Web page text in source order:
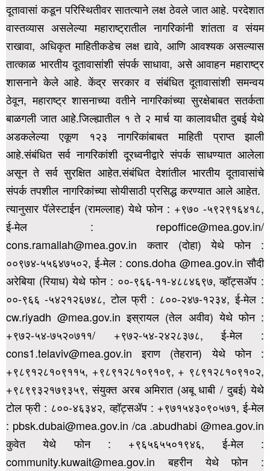
दूतावासां कडून परिस्थितीवर सातत्याने लक्ष ठेवले जात आहे. परदेशात
वास्तव्यास असलेल्या महाराष्ट्रातील नागरिकांनी शांतता व संयम
राखावा, अधिकृत माहितीकडेच लक्ष द्यावे, आणि आवश्यक असल्यास
तात्काळ भारतीय दूतावासांशी संपर्क साधावा, असे आवाहन महाराष्ट्र
शासनाने केले आहे. केंद्र सरकार व संबंधित दूतावासांशी समन्वय
ठेवून, महाराष्ट्र शासनाच्या वतीने नागरिकांच्या सुरक्षेबाबत सतर्कता
बाळगली जात आहे.जिल्ह्यातील १ ते २ मार्च या कालावधीत दुबई येथे
अडकलेल्या एकूण १२३ नागरिकांबाबत माहिती प्राप्त झाली
आहे.संबंधित सर्व नागरिकांशी दूरध्वनीद्वारे संपर्क साधण्यात आलेला
असून ते सर्व सुरक्षित आहेत.संबंधित देशांतील भारतीय दूतावासांचे
संपर्क तपशील नागरिकांच्या सोयीसाठी प्रसिद्ध करण्यात आले आहेत.
त्यानुसार पॅलेस्टाईन (रामल्लाह) येथे फोन : +९७० -५९२९१६४१८,
ई-मेल : repoffice@mea.gov.in/
cons.ramallah@mea.gov.in कतार (दोहा) येथे फोन :
००९७४-५५६४७५०२, ई-मेल : cons.doha @mea.gov.in सौदी
अरेबिया (रियाध) येथे फोन : ००-९६६-११-४८८४६९७, व्हॉट्सॲप :
००-९६६ -५४२१२६७४८,टोल फ्री : ८००-२४७-१२३४, ई-मेल :
cw.riyadh @mea.gov.in इस्रायल (तेल अवीव) येथे फोन :
+९७२-५४-७५२०७११/ +९७२-५४-२४२८३७८, ई-मेल :
cons1.telaviv@mea.gov.in इराण (तेहरान) येथे फोन :
+९८९१२८१०९११५, +९८९१२८१०९१०९, + ९८९१२८१०९१०२,
+९८९९३२१७९३५९, संयुक्त अरब अमिरात (अबू धाबी / दुबई) येथे
टोल फ्री : ८००-४६३४२, व्हॉट्सॲप : +९७१५४३०९०५७१, ई-मेल
: pbsk.dubai@mea.gov.in /ca .abudhabi @mea.gov.in
कुवेत येथे फोन : +९६५६५५०१९४६, ई-मेल :
community.kuwait@mea.gov.in बहरीन येथे फोन :